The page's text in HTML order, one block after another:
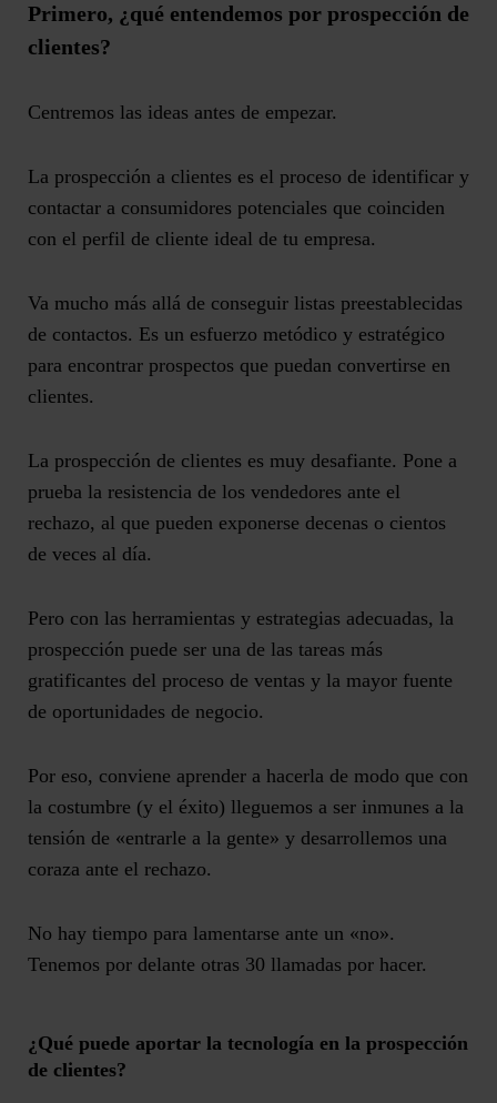
Primero, ¿qué entendemos por prospección de
clientes?
Centremos las ideas antes de empezar.
La prospección a clientes es el proceso de identificar y
contactar a consumidores potenciales que coinciden
con el perfil de cliente ideal de tu empresa.
Va mucho más allá de conseguir listas preestablecidas
de contactos. Es un esfuerzo metódico y estratégico
para encontrar prospectos que puedan convertirse en
clientes.
La prospección de clientes es muy desafiante. Pone a
prueba la resistencia de los vendedores ante el
rechazo, al que pueden exponerse decenas o cientos
de veces al día.
Pero con las herramientas y estrategias adecuadas, la
prospección puede ser una de las tareas más
gratificantes del proceso de ventas y la mayor fuente
de oportunidades de negocio.
Por eso, conviene aprender a hacerla de modo que con
la costumbre (y el éxito) lleguemos a ser inmunes a la
tensión de «entrarle a la gente» y desarrollemos una
coraza ante el rechazo.
No hay tiempo para lamentarse ante un «no».
Tenemos por delante otras 30 llamadas por hacer.
¿Qué puede aportar la tecnología en la prospección
de clientes?